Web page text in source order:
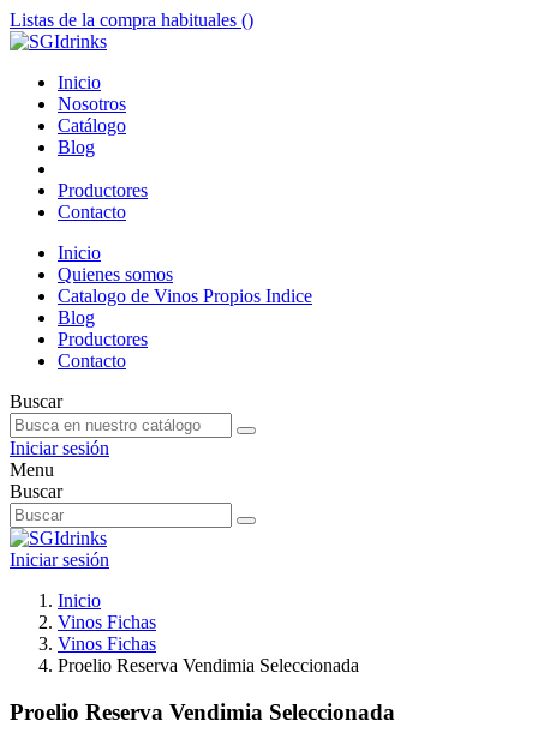
Listas de la compra habituales ()
Inicio
Nosotros
Catálogo
Blog
Productores
Contacto
Inicio
Quienes somos
Catalogo de Vinos Propios Indice
Blog
Productores
Contacto
Buscar
Iniciar sesión
Menu
Buscar
Iniciar sesión
Inicio
Vinos Fichas
Vinos Fichas
Proelio Reserva Vendimia Seleccionada
Proelio Reserva Vendimia Seleccionada